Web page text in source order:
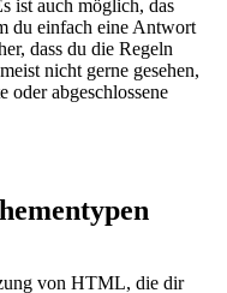
ist auch möglich, das
du einfach eine Antwort
dass du die Regeln
nicht gerne gesehen,
abgeschlossene
von HTML, die dir